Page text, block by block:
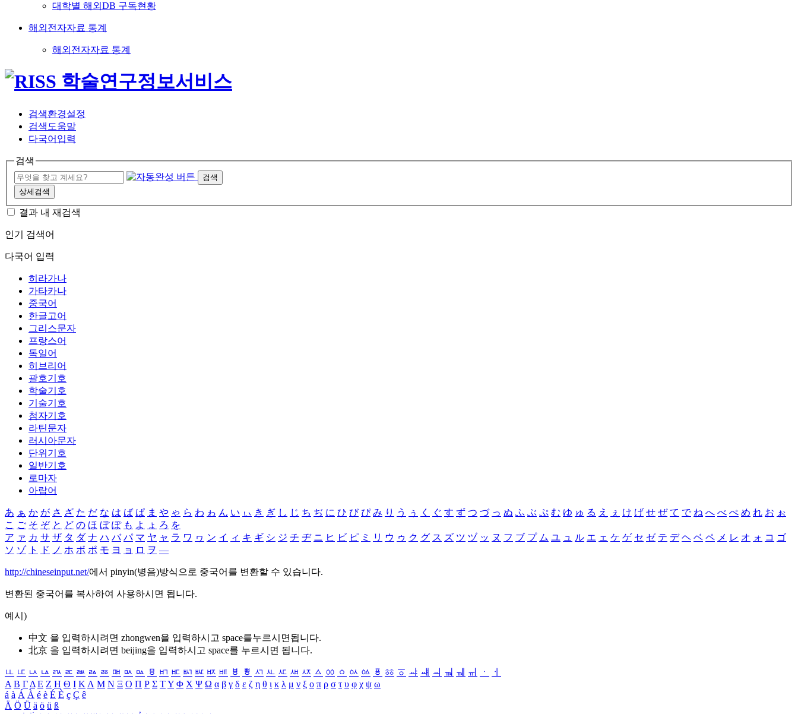
대학별 해외DB 구독현황
해외전자자료 통계
해외전자자료 통계
검색환경설정
검색도움말
다국어입력
검색
검색
상세검색
결과 내 재검색
인기 검색어
다국어 입력
히라가나
가타카나
중국어
한글고어
그리스문자
프랑스어
독일어
히브리어
괄호기호
학술기호
기술기호
첨자기호
라틴문자
러시아문자
단위기호
일반기호
로마자
아랍어
あ ぁ か が さ ざ た だ な は ば ぱ ま や ゃ ら わ ゎ ん い ぃ き ぎ し じ ち ぢ に ひ び ぴ み り う ぅ く ぐ す ず つ づ っ ぬ ふ ぶ ぷ む ゆ ゅ る え ぇ け げ せ ぜ て で ね へ べ ぺ め れ お ぉ
こ ご そ ぞ と ど の ほ ぼ ぽ も よ ょ ろ を
ア ァ カ サ ザ タ ダ ナ ハ バ パ マ ヤ ャ ラ ワ ヮ ン イ ィ キ ギ シ ジ チ ヂ ニ ヒ ビ ピ ミ リ ウ ゥ ク グ ス ズ ツ ヅ ッ ヌ フ ブ プ ム ユ ュ ル エ ェ ケ ゲ セ ゼ テ デ ヘ ベ ペ メ レ オ ォ コ ゴ
ソ ゾ ト ド ノ ホ ボ ポ モ ヨ ョ ロ ヲ ―
http://chineseinput.net/에서 pinyin(병음)방식으로 중국어를 변환할 수 있습니다.
변환된 중국어를 복사하여 사용하시면 됩니다.
예시)
中文 을 입력하시려면 zhongwen을 입력하시고 space를누르시면됩니다.
北京 을 입력하시려면 beijing을 입력하시고 space를 누르시면 됩니다.
ㅥ ㅦ ㅧ ㅨ ㅩ ㅪ ㅫ ㅬ ㅭ ㅮ ㅯ ㅰ ㅱ ㅲ ㅳ ㅴ ㅵ ㅶ ㅷ ㅸ ㅹ ㅺ ㅻ ㅼ ㅽ ㅾ ㅿ ㆀ ㆁ ㆂ ㆃ ㆄ ㆅ ㆆ ㆇ ㆈ ㆉ ㆊ ㆋ ㆌ ㆍ
ㆎ
Α Β ΓΔ Ε Ζ Η Θ Ι ΚΛ Μ Ν Ξ Ο Π Ρ Σ ΤΥ Φ Χ Ψ Ω α β γ δ ε ζ η θ ι κ λ μ ν ξ ο π ρ σ τ υ φ χ ψ ω
á à Á À é è É È ç Ç ê
Ä Ö Ü ä ö ü ß